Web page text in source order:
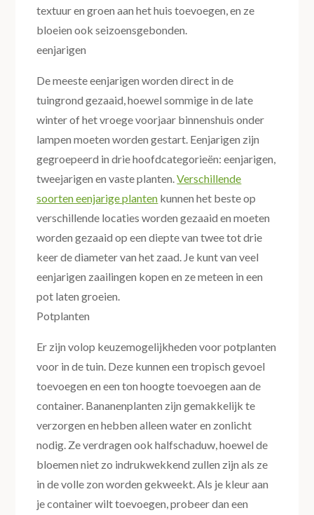
textuur en groen aan het huis toevoegen, en ze
bloeien ook seizoensgebonden.
eenjarigen
De meeste eenjarigen worden direct in de
tuingrond gezaaid, hoewel sommige in de late
winter of het vroege voorjaar binnenshuis onder
lampen moeten worden gestart. Eenjarigen zijn
gegroepeerd in drie hoofdcategorieën: eenjarigen,
tweejarigen en vaste planten.Verschillende
soorten eenjarige planten kunnen het beste op
verschillende locaties worden gezaaid en moeten
worden gezaaid op een diepte van twee tot drie
keer de diameter van het zaad. Je kunt van veel
eenjarigen zaailingen kopen en ze meteen in een
pot laten groeien.
Potplanten
Er zijn volop keuzemogelijkheden voor potplanten
voor in de tuin. Deze kunnen een tropisch gevoel
toevoegen en een ton hoogte toevoegen aan de
container. Bananenplanten zijn gemakkelijk te
verzorgen en hebben alleen water en zonlicht
nodig. Ze verdragen ook halfschaduw, hoewel de
bloemen niet zo indrukwekkend zullen zijn als ze
in de volle zon worden gekweekt. Als je kleur aan
je container wilt toevoegen, probeer dan een